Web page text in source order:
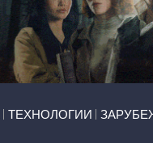
ТЕХНОЛОГИИ